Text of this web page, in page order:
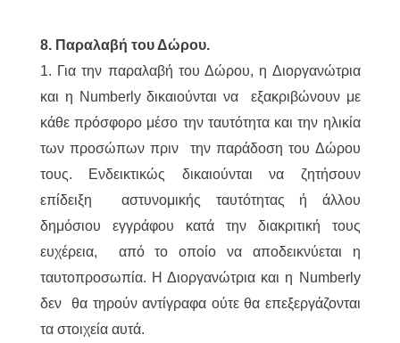
8. Παραλαβή του Δώρου.
1. Για την παραλαβή του Δώρου, η Διοργανώτρια
και η Numberly δικαιούνται να εξακριβώνουν με
κάθε πρόσφορο μέσο την ταυτότητα και την ηλικία
των προσώπων πριν την παράδοση του Δώρου
τους. Ενδεικτικώς δικαιούνται να ζητήσουν
επίδειξη αστυνομικής ταυτότητας ή άλλου
δημόσιου εγγράφου κατά την διακριτική τους
ευχέρεια, από το οποίο να αποδεικνύεται η
ταυτοπροσωπία. Η Διοργανώτρια και η Numberly
δεν θα τηρούν αντίγραφα ούτε θα επεξεργάζονται
τα στοιχεία αυτά.